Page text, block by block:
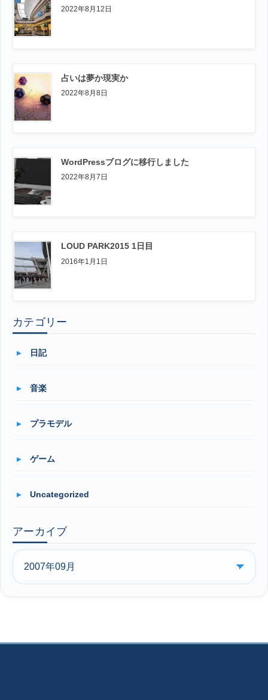
2022年8月12日
占いは夢か現実か
2022年8月8日
WordPressブログに移行しました
2022年8月7日
LOUD PARK2015 1日目
2016年1月1日
カテゴリー
日記
音楽
プラモデル
ゲーム
Uncategorized
アーカイブ